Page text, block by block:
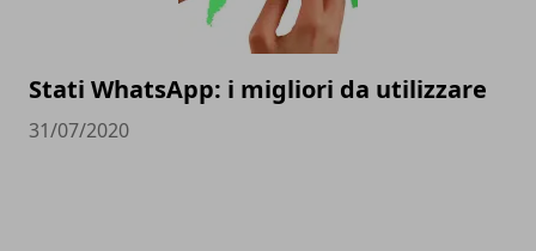
Stati WhatsApp: i migliori da utilizzare
31/07/2020